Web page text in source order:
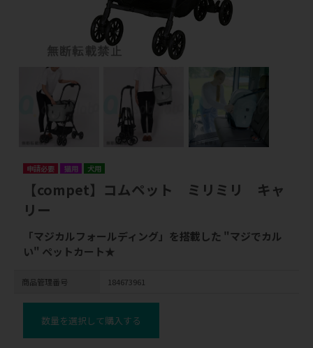
申請必要 猫用 犬用
【compet】コムペット ミリミリ キャ
リー
「マジカルフォールディング」を搭載した "マジでカル
い" ペットカート★
商品管理番号 184673961
数量を選択して購入する